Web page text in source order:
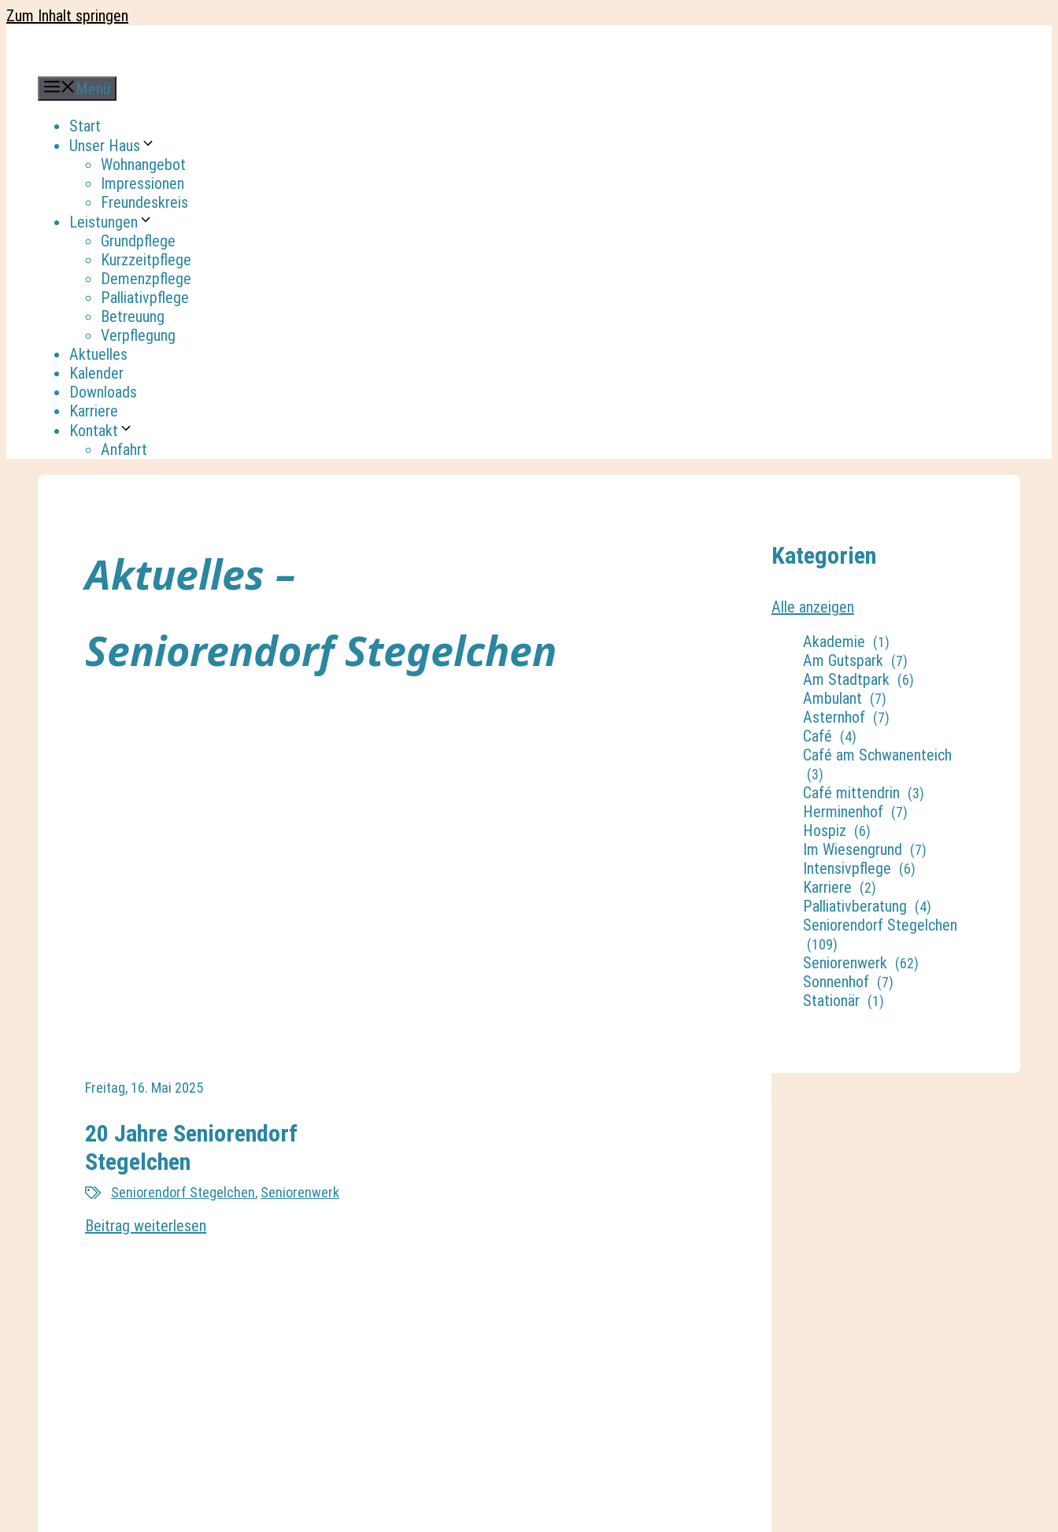
Zum Inhalt springen
Menü
Start
Unser Haus
Wohnangebot
Impressionen
Freundeskreis
Leistungen
Grundpflege
Kurzzeitpflege
Demenzpflege
Palliativpflege
Betreuung
Verpflegung
Aktuelles
Kalender
Downloads
Karriere
Kontakt
Anfahrt
Aktuelles –
Seniorendorf Stegelchen
Freitag, 16. Mai 2025
20 Jahre Seniorendorf
Stegelchen
Seniorendorf Stegelchen, Seniorenwerk
Beitrag weiterlesen
Kategorien
Alle anzeigen
Akademie (1)
Am Gutspark (7)
Am Stadtpark (6)
Ambulant (7)
Asternhof (7)
Café (4)
Café am Schwanenteich
(3)
Café mittendrin (3)
Herminenhof (7)
Hospiz (6)
Im Wiesengrund (7)
Intensivpflege (6)
Karriere (2)
Palliativberatung (4)
Seniorendorf Stegelchen
(109)
Seniorenwerk (62)
Sonnenhof (7)
Stationär (1)